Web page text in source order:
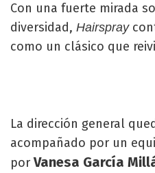
Con una fuerte mirada
diversidad, Hairspray
como un clásico que
La dirección general
acompañado por un
porVanesa García